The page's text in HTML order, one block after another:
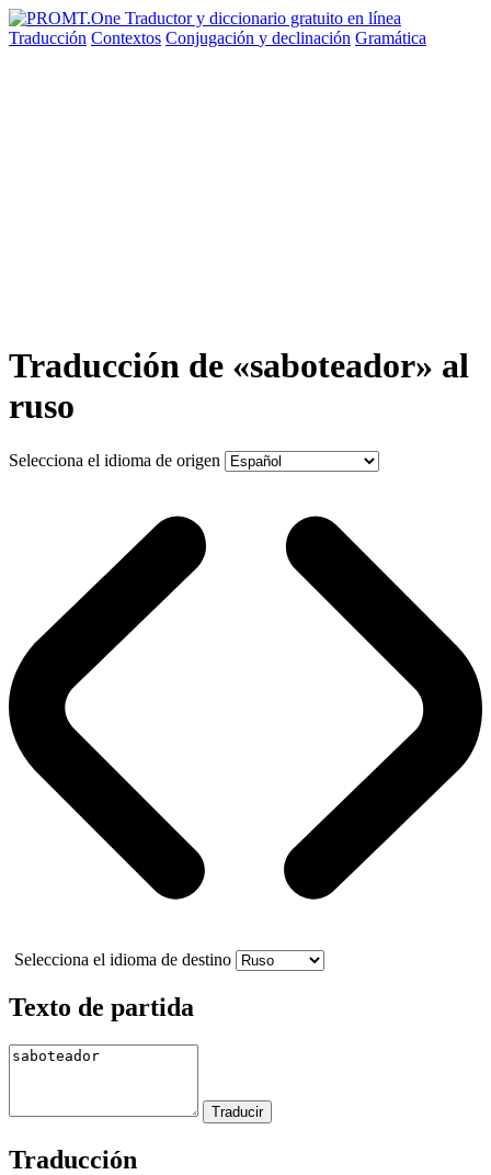
Traducción Contextos Conjugación y declinación Gramática
Traducción de «saboteador» al
ruso
Selecciona el idioma de origen
Selecciona el idioma de destino
Texto de partida
Traducción